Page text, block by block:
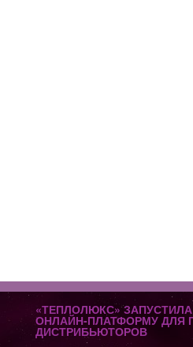
«ТЕПЛОЛЮКС»
ОНЛАЙН-ПЛАТФОРМУ ДЛЯ
ДИСТРИБЬЮТОРОВ